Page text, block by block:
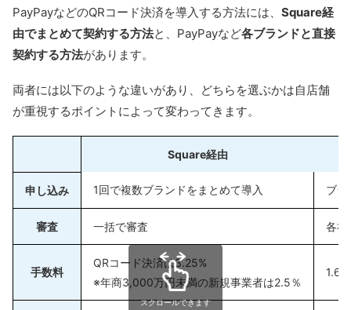
PayPayなどのQRコード決済を導入する方法には、 Square経
由でまとめて契約する方法と、PayPayなど各ブランドと直接
契約する方法があります。
両者には以下のような違いがあり、どちらを選ぶかは自店舗
が重視するポイントによって変わってきます。
Square経由
申し込み 1回で複数ブランドをまとめて導入 ブラ
審査 一括で審査 各社
手数料
QRコード決済は3.25%
※年商3,000万円未満の新規事業者は2.5％
1.6
スクロールできます